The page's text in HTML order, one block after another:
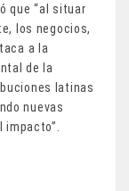
que “al situar
los negocios,
a la
de la
latinas
nuevas